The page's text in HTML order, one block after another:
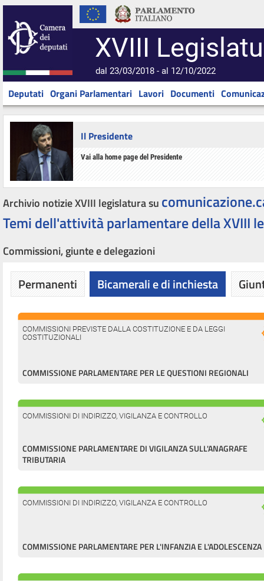
XVIII
dal 23/03/2018 - al 12/10/2022
Deputati Organi Parlamentari Lavori Documenti
Il Presidente
Vai alla home page del Presidente
Archivio notizie XVIII legislatura su
Temi dell'attività parlamentare della XVIII
Commissioni, giunte e delegazioni
Permanenti Bicamerali e di inchiesta
COMMISSIONI PREVISTE DALLA COSTITUZIONE E DA LEGGI
COSTITUZIONALI
COMMISSIONE PARLAMENTARE PER LE QUESTIONI REGIONALI
COMMISSIONI DI INDIRIZZO, VIGILANZA E CONTROLLO
COMMISSIONE PARLAMENTARE DI VIGILANZA SULL'ANAGRAFE
TRIBUTARIA
COMMISSIONI DI INDIRIZZO, VIGILANZA E CONTROLLO
COMMISSIONE PARLAMENTARE PER L'INFANZIA E L'ADOLESCENZA